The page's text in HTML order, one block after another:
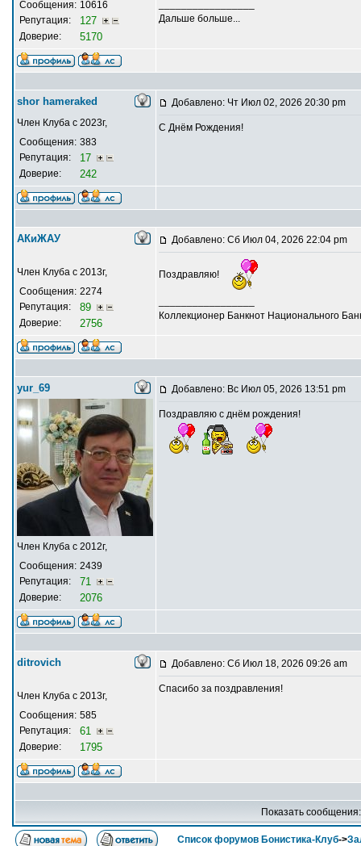
Сообщения: 10616
Репутация:
127
Доверие: 5170
Дальше больше...
shor hameraked
Член Клуба с 2023г,
Сообщения: 383
Репутация:
17
Доверие: 242
Добавлено: Чт Июл 02, 2026 20:30 pm
С Днём Рождения!
АКиЖАУ
Член Клуба с 2013г,
Сообщения: 2274
Репутация:
89
Доверие: 2756
Добавлено: Сб Июл 04, 2026 22:04 pm
Поздравляю!
Коллекционер Банкнот Национального
yur_69
Член Клуба с 2012г,
Сообщения: 2439
Репутация:
71
Доверие: 2076
Добавлено: Вс Июл 05, 2026 13:51 pm
Поздравляю с днём рождения!
ditrovich
Член Клуба с 2013г,
Сообщения: 585
Репутация:
61
Доверие: 1795
Добавлено: Сб Июл 18, 2026 09:26 am
Спасибо за поздравления!
Показать
Список форумов Бонистика-Клуб->